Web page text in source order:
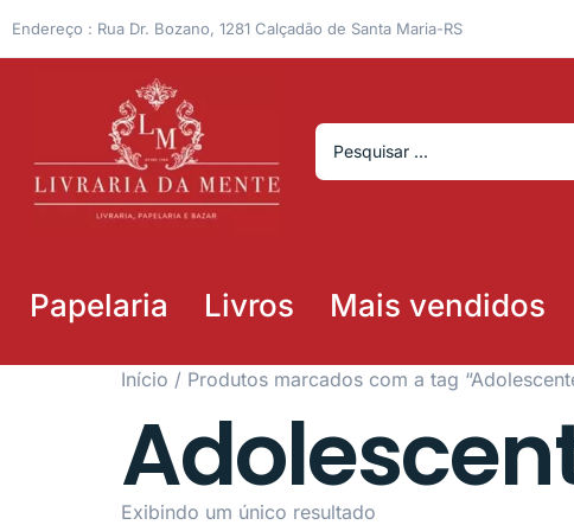
Endereço : Rua Dr. Bozano, 1281 Calçadão de Santa Maria-RS
Papelaria Livros Mais vendidos
Início / Produtos marcados com a tag
Exibindo um único resultado